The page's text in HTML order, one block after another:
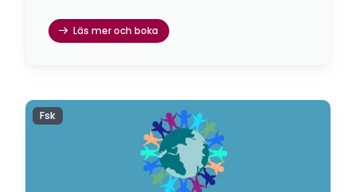
Läs mer och boka
Fsk